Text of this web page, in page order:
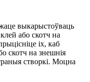
выкарыстоўваць
або скотч на
іх, каб
скотч на знешнія
створкі. Моцна